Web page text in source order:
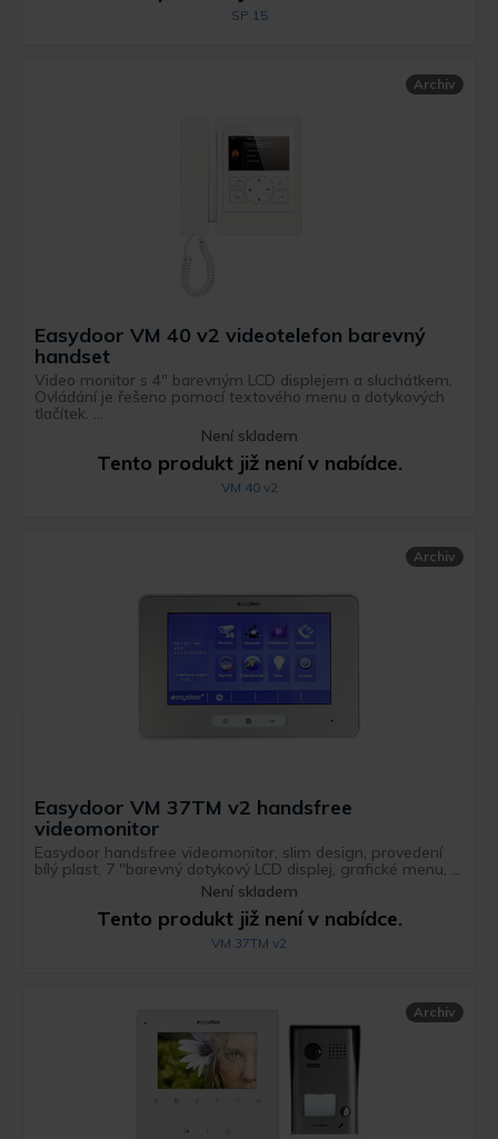
SP 15
Archiv
Easydoor VM 40 v2 videotelefon barevný
handset
Video monitor s 4" barevným LCD displejem a sluchátkem.
Ovládání je řešeno pomocí textového menu a dotykových
tlačítek. ...
Není skladem
Tento produkt již není v nabídce.
VM 40 v2
Archiv
Easydoor VM 37TM v2 handsfree
videomonitor
Easydoor handsfree videomonitor, slim design, provedení
bílý plast, 7 "barevný dotykový LCD displej, grafické menu, ...
Není skladem
Tento produkt již není v nabídce.
VM 37TM v2
Archiv